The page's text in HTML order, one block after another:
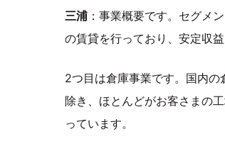
三浦：事業概要です。セグメ
の賃貸を行っており、安定収益
2つ目は倉庫事業です。国内
除き、ほとんどがお客さまの
っています。